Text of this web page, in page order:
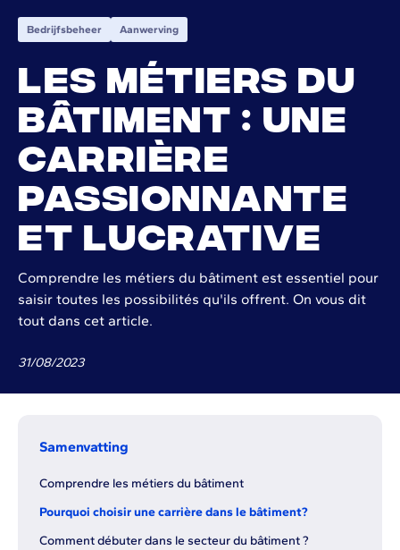
Bedrijfsbeheer Aanwerving
Les métiers du
bâtiment : une
carrière
passionnante
et lucrative
Comprendre les métiers du bâtiment est essentiel pour
saisir toutes les possibilités qu'ils offrent. On vous dit
tout dans cet article.
31/08/2023
Samenvatting
Comprendre les métiers du bâtiment
Pourquoi choisir une carrière dans le bâtiment?
Comment débuter dans le secteur du bâtiment ?